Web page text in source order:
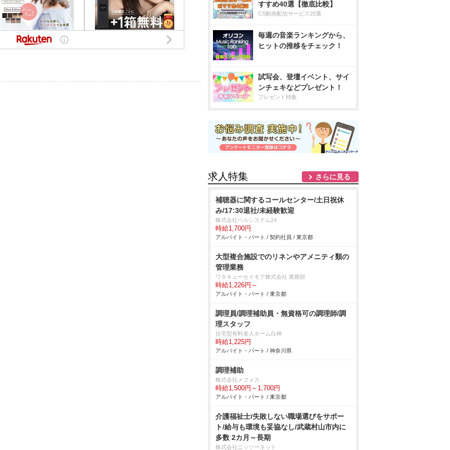
すすめ40選【徹底比較】
CS動画配信サービス20選
毎週の音楽ランキングから、
ヒットの推移をチェック！
試写会、登壇イベント、サイ
ンチェキなどプレゼント！
プレゼント特集
求人特集 さらに見る
補聴器に関するコールセンター/土日祝休
み/17:30退社/未経験歓迎
株式会社ベルシステム24
時給1,700円
アルバイト・パート / 契約社員 / 東京都
大型複合施設でのリネンやアメニティ類の
管理業務
ワタキューセイモア株式会社 業務部
時給1,226円～
アルバイト・パート / 東京都
調理員/調理補助員・無資格可の調理師/調
理スタッフ
住宅型有料老人ホーム白神
時給1,225円
アルバイト・パート / 神奈川県
調理補助
株式会社メフォス
時給1,500円～1,700円
アルバイト・パート / 東京都
介護福祉士/失敗しない職場選びをサポー
ト/給与も環境も妥協なし/武蔵村山市内に
多数 2カ月～長期
株式会社ニッソーネット